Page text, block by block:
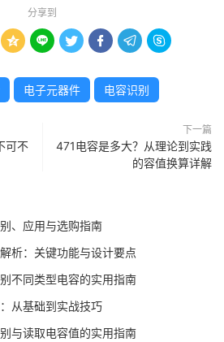
分享到
     
电子元器件 电容识别
可不
下一篇
471电容是多大？从理论到实践
的容值换算详解
、应用与选购指南
析：关键功能与设计要点
不同类型电容的实用指南
从基础到实战技巧
与读取电容值的实用指南